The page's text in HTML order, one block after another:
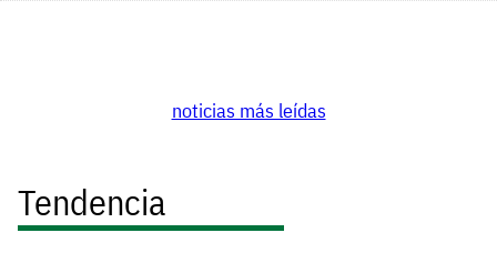
noticias más leídas
Tendencia